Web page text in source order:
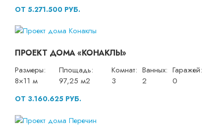
ОТ 5.271.500 РУБ.
ПРОЕКТ ДОМА «КОНАКЛЫ»
Размеры:
8×11 м
Площадь:
97,25 м2
Комнат:
3
Ванных:
2
Гаражей:
0
ОТ 3.160.625 РУБ.